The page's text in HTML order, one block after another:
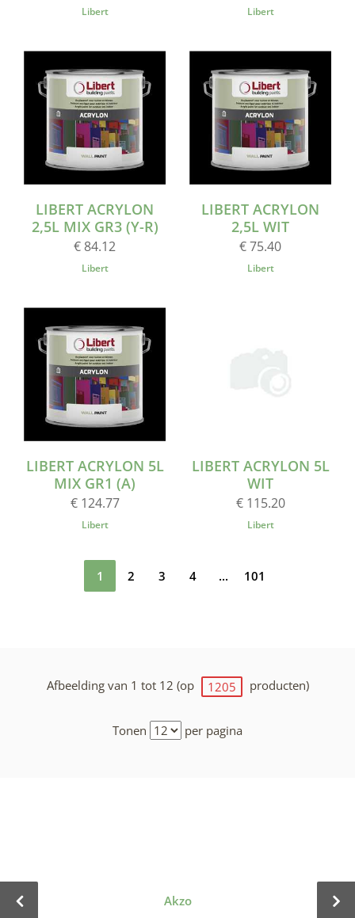
Libert Libert
LIBERT ACRYLON
2,5L MIX GR3 (Y-R)
€ 84.12
Libert
LIBERT ACRYLON
2,5L WIT
€ 75.40
Libert
LIBERT ACRYLON 5L
MIX GR1 (A)
€ 124.77
Libert
LIBERT ACRYLON 5L
WIT
€ 115.20
Libert
1 2 3 4 ... 101
Afbeelding van 1 tot 12 (op 1205 producten)
Tonen per pagina
Akzo